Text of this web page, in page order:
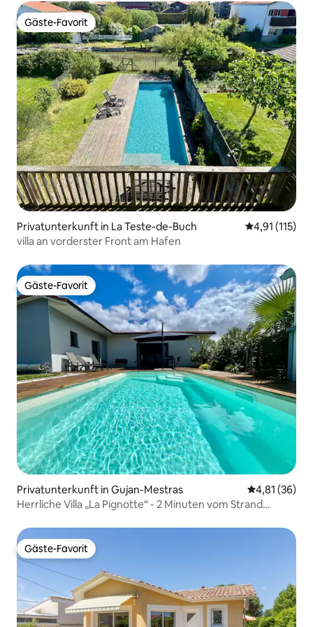
Gäste-Favorit
Gäste-Favorit
Privatunterkunft in La Teste-de-Buch
4,91 (115)
villa an vorderster Front am Hafen
Gäste-Favorit
Gäste-Favorit
Privatunterkunft in Gujan-Mestras
4,81 (36)
Herrliche Villa „La Pignotte“ - 2 Minuten vom Strand
Gäste-Favorit
Gäste-Favorit